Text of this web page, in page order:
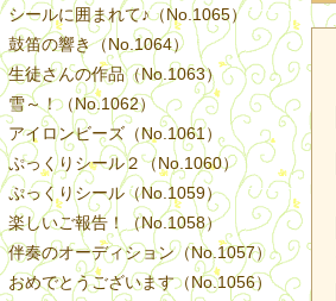
シールに囲まれて♪（No.1065）
鼓笛の響き（No.1064）
生徒さんの作品（No.1063）
雪～！（No.1062）
アイロンビーズ（No.1061）
ぷっくりシール２（No.1060）
ぷっくりシール（No.1059）
楽しいご報告！（No.1058）
伴奏のオーディション（No.1057）
おめでとうございます（No.1056）